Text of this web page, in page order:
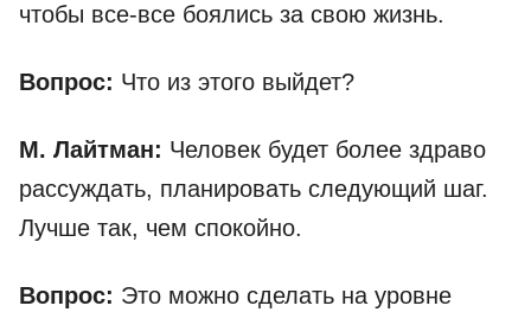
чтобы все-все боялись за свою жизнь.
Вопрос: Что из этого выйдет?
М. Лайтман: Человек будет более здраво
рассуждать, планировать следующий шаг.
Лучше так, чем спокойно.
Вопрос: Это можно сделать на уровне